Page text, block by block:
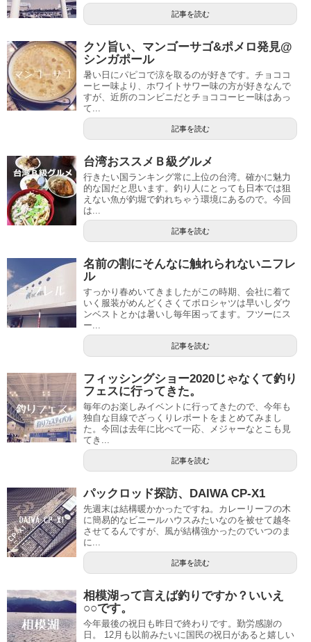
記事を読む
クソ旨い、マンゴーサゴ&ポメロ発見@
シンガポール
暑い日にパピコで涼を取るのが好きです。チョココ
ーヒー味より、ホワイトサワー味の方が好きなんで
すが、近所のコンビニだとチョココーヒー味はあっ
て...
記事を読む
台湾おススメＢ級グルメ
行きたい国ランキング常に上位の台湾。確かに魅力
的な国だと思います。釣り人にとっても日本では狙
えない魚が釣堀で釣れちゃう環境にあるので。今回
は...
記事を読む
名前の割にそんなに触れられないニフレ
ル
すっかり春めいてきましたがこの時期、会社に着て
いく服装がめんどくさくてポロシャツは早いしダウ
ンベストとかは暑いし毎年困ってます。フツーにス
ー...
記事を読む
フィッシングショー2020じゃなくて釣り
フェスに行ってきた。
毎年のお楽しみイベントに行ってきたので、今年も
独自な目線でざっくりレポートをまとめてみまし
た。今回は去年に比べて一応、メジャーなとこも見
てき...
記事を読む
パックロッド探訪、DAIWA CP-X1
先週末は結構暖かかったですね。カレーリーフの木
に簡易的なビニールハウスみたいなのを被せて越冬
させてるんですが、風が結構強かったのでいつのま
に...
記事を読む
相模湖って言えば釣りですか？いいえ
○○です。
今年最後の祝日も昨日で終わりです。勤労感謝の
日。 12月も以前みたいに国民の祝日があると嬉しい